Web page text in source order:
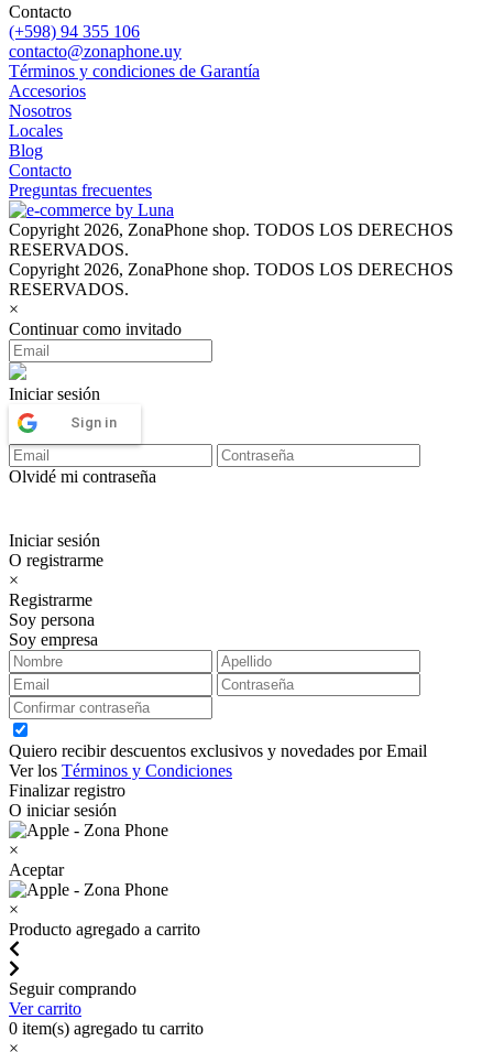
Contacto
(+598) 94 355 106
contacto@zonaphone.uy
Términos y condiciones de Garantía
Accesorios
Nosotros
Locales
Blog
Contacto
Preguntas frecuentes
Copyright 2026, ZonaPhone shop. TODOS LOS DERECHOS
RESERVADOS.
Copyright 2026, ZonaPhone shop. TODOS LOS DERECHOS
RESERVADOS.
×
Continuar como invitado
Iniciar sesión
Sign in
Olvidé mi contraseña
Iniciar sesión
O registrarme
×
Registrarme
Soy persona
Soy empresa
Quiero recibir descuentos exclusivos y novedades por Email
Ver los Términos y Condiciones
Finalizar registro
O iniciar sesión
×
Aceptar
×
Producto agregado a carrito
Seguir comprando
Ver carrito
0 item(s) agregado tu carrito
×